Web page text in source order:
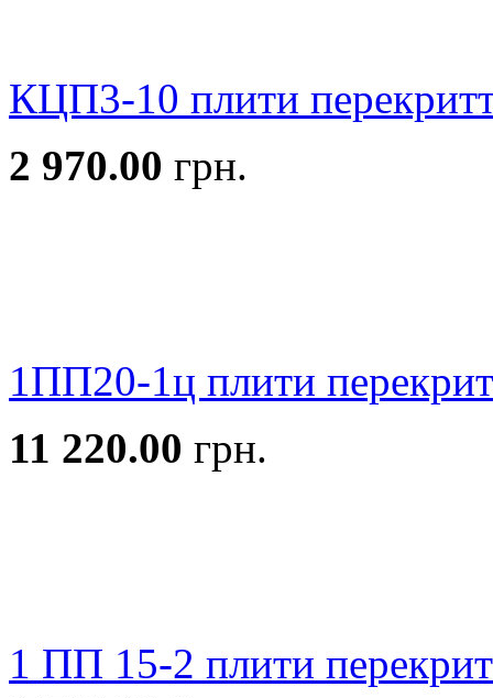
КЦП3-10 плити
2 970.00 грн.
1ПП20-1ц плити
11 220.00 грн.
1 ПП 15-2 плити